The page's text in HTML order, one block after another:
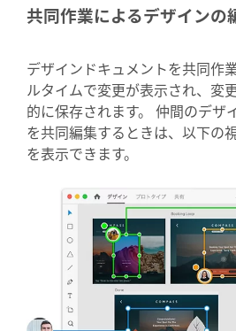
共同作業によるデザインの
デザインドキュメントを共同作
ルタイムで変更が表示され、変
的に保存されます。 仲間のデザ
を共同編集するときは、以下の
を表示できます。